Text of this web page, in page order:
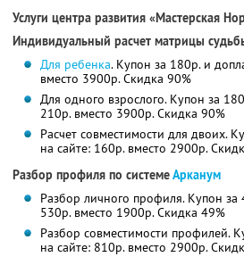
Услуги центра развития «Мастерская
Индивидуальный расчет матрицы
Для ребенка. Купон за 180р. и
вместо 3900р. Скидка 90%
Для одного взрослого. Купон за
210р. вместо 3900р. Скидка 90%
Расчет совместимости для двоих.
на сайте: 160р. вместо 2900р.
Разбор профиля по системеАрканум
Разбор личного профиля. Купон за
530р. вместо 1900р. Скидка 49%
Разбор совместимости профилей.
на сайте: 810р. вместо 2900р.